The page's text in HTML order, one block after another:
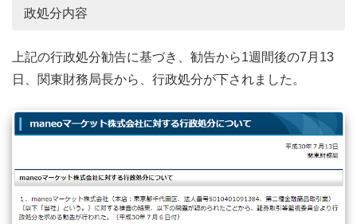
政処分内容
上記の行政処分勧告に基づき、勧告から1週間後の7月13
日、関東財務局長から、行政処分が下されました。